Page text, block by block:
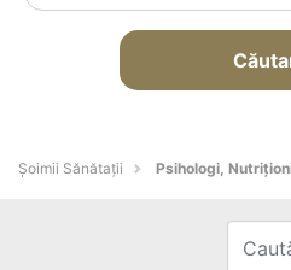
Şoimii Sănătații Psihologi,